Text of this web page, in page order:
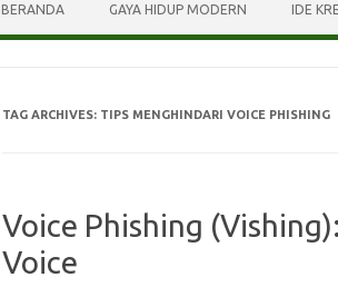
BERANDA GAYA HIDUP MODERN IDE
TAG ARCHIVES: TIPS MENGHINDARI VOICE PHISHING
Voice Phishing
Voice